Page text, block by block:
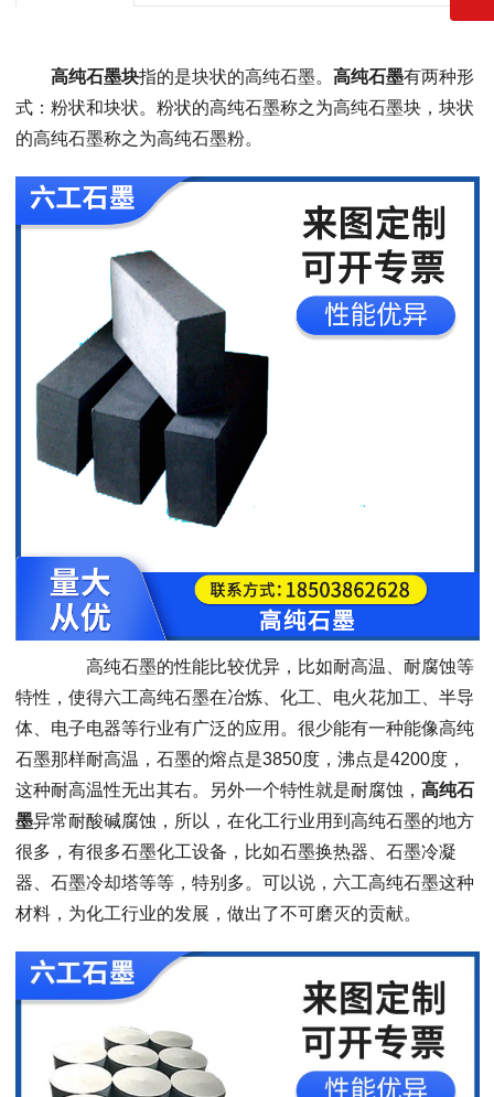
高纯石墨块指的是块状的高纯石墨。 高纯石墨有两种形
式：粉状和块状。粉状的高纯石墨称之为高纯石墨块，块状
的高纯石墨称之为高纯石墨粉。
高纯石墨的性能比较优异，比如耐高温、耐腐蚀等
特性，使得六工高纯石墨在冶炼、化工、电火花加工、半导
体、电子电器等行业有广泛的应用。很少能有一种能像高纯
石墨那样耐高温，石墨的熔点是3850度，沸点是4200度，
这种耐高温性无出其右。另外一个特性就是耐腐蚀， 高纯石
墨异常耐酸碱腐蚀，所以，在化工行业用到高纯石墨的地方
很多，有很多石墨化工设备，比如石墨换热器、石墨冷凝
器、石墨冷却塔等等，特别多。可以说，六工高纯石墨这种
材料，为化工行业的发展，做出了不可磨灭的贡献。